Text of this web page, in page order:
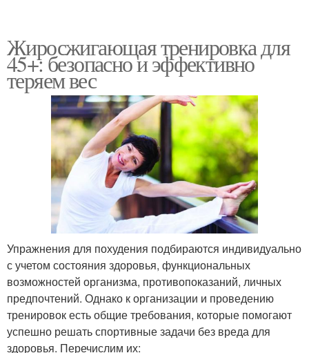
Жиросжигающая тренировка для
45+: безопасно и эффективно
теряем вес
Упражнения для похудения подбираются индивидуально
с учетом состояния здоровья, функциональных
возможностей организма, противопоказаний, личных
предпочтений. Однако к организации и проведению
тренировок есть общие требования, которые помогают
успешно решать спортивные задачи без вреда для
здоровья. Перечислим их: